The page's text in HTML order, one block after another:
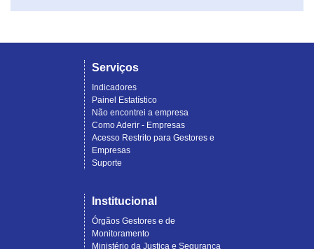
Serviços
Indicadores
Painel Estatístico
Não encontrei a empresa
Como Aderir - Empresas
Acesso Restrito para Gestores e
Empresas
Suporte
Institucional
Órgãos Gestores e de
Monitoramento
Ministério da Justiça e Segurança